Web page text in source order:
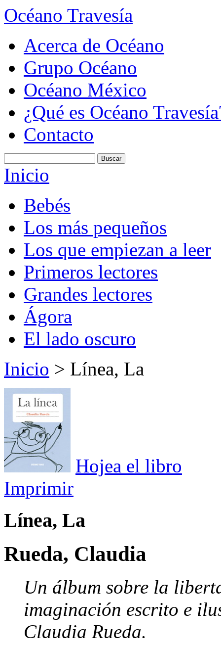
Océano Travesía
Acerca de Océano
Grupo Océano
Océano México
¿Qué es Océano
Contacto
Inicio
Bebés
Los más pequeños
Los que empiezan a leer
Primeros lectores
Grandes lectores
Ágora
El lado oscuro
Inicio > Línea, La
Hojea el libro
Imprimir
Línea, La
Rueda, Claudia
Un álbum sobre la
imaginación escrito e
Claudia Rueda.